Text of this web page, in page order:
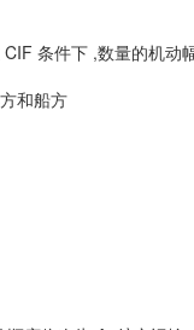
条件下 ,数量的机动
和船方